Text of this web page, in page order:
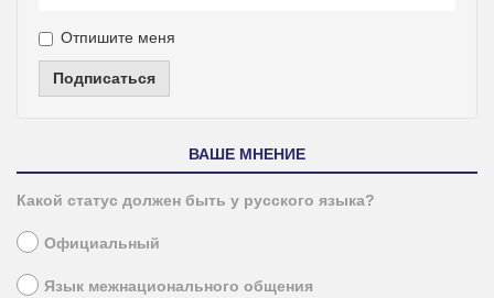
Отпишите меня
Подписаться
ВАШЕ МНЕНИЕ
Какой статус должен быть у русского языка?
Официальный
Язык межнационального общения